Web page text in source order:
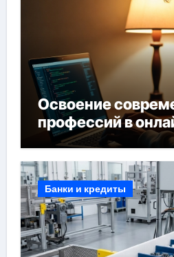
Освоение
профессий в
Банки и кредиты